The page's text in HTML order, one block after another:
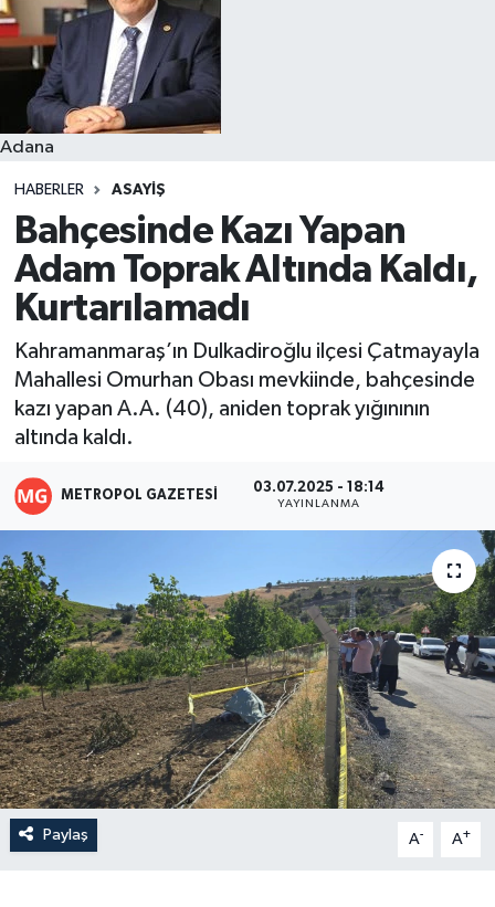
Adana
HABERLER ASAYIŞ
Bahçesinde Kazı Yapan
Adam Toprak Altında Kaldı,
Kurtarılamadı
Kahramanmaraş’ın Dulkadiroğlu ilçesi Çatmayayla
Mahallesi Omurhan Obası mevkiinde, bahçesinde
kazı yapan A.A. (40), aniden toprak yığınının
altında kaldı.
METROPOL GAZETESI 03.07.2025 - 18:14
YAYINLANMA
Paylaş A- A+
Resmi İlanlar